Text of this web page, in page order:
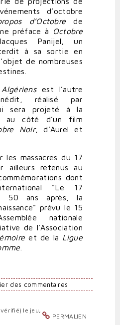
d’octobre
d’Octobre de
préface à
Octobre
Panijel, un
à sa sortie en
de nombreuses
est l’autre
réalisé par
sera projeté à la
au côté d’un film
Noir, d’Aurel et
les massacres du 17
ailleurs retenus au
dont
"Le 17
50 ans après, la
prévu le 15
nationale
de l’Association
et de la Ligue
des commentaires
PERMALIEN
le jeu,